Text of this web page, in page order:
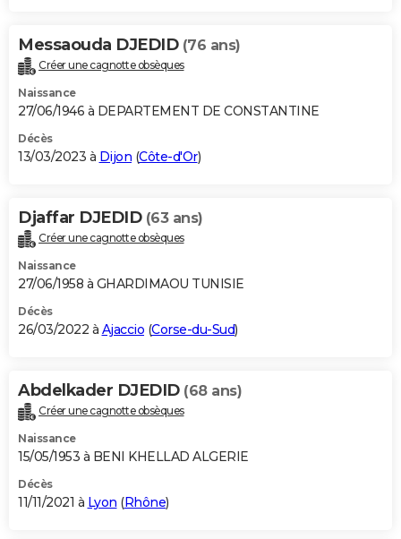
Messaouda DJEDID (76 ans)
Créer une cagnotte obsèques
Naissance
27/06/1946 à DEPARTEMENT DE CONSTANTINE
Décès
13/03/2023 à Dijon (Côte-d'Or)
Djaffar DJEDID (63 ans)
Créer une cagnotte obsèques
Naissance
27/06/1958 à GHARDIMAOU TUNISIE
Décès
26/03/2022 à Ajaccio (Corse-du-Sud)
Abdelkader DJEDID (68 ans)
Créer une cagnotte obsèques
Naissance
15/05/1953 à BENI KHELLAD ALGERIE
Décès
11/11/2021 à Lyon (Rhône)